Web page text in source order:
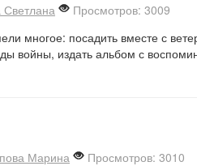
Светлана
Просмотров: 3009
многое: посадить вместе с
войны, издать альбом с
Марина
Просмотров: 3010